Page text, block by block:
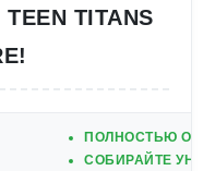
TITANS
ПОЛНОСТЬЮ
СОБИРАЙТЕ